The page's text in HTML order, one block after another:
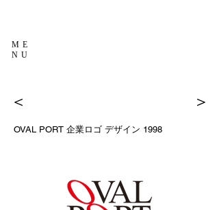
ME
NU
＜ ＞
OVAL PORT 企業ロゴ デザイン 1998